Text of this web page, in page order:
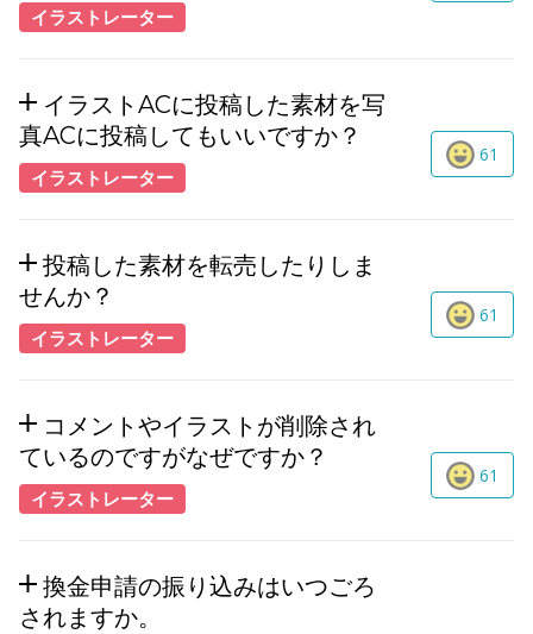
イラストレーター
イラストACに投稿した素材を写
真ACに投稿してもいいですか？
イラストレーター
61
投稿した素材を転売したりしま
せんか？
イラストレーター
61
コメントやイラストが削除され
ているのですがなぜですか？
イラストレーター
61
換金申請の振り込みはいつごろ
されますか。